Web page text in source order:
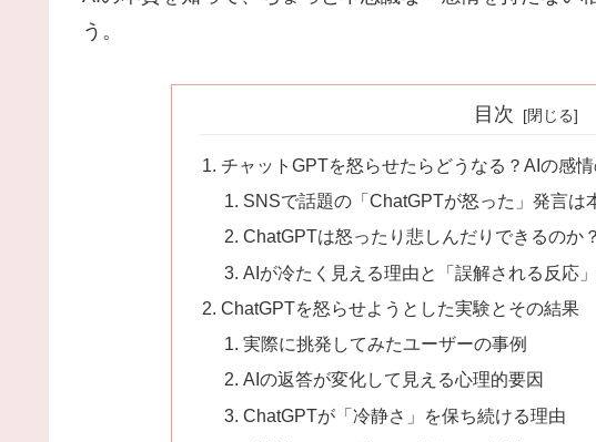
う。
目次
チャットGPTを怒らせたらどうなる？AIの感
SNSで話題の「ChatGPTが怒った」発言は
ChatGPTは怒ったり悲しんだりできるのか？
AIが冷たく見える理由と「誤解される反応
ChatGPTを怒らせようとした実験とその結果
実際に挑発してみたユーザーの事例
AIの返答が変化して見える心理的要因
ChatGPTが「冷静さ」を保ち続ける理由